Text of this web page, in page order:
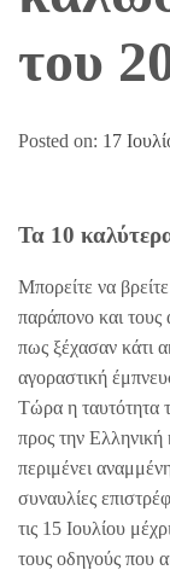
του
Posted on: 17
Τα 10
Μπορείτε να
παράπονο και
πως ξέχασαν κάτι
αγοραστική
Τώρα η ταυτότητα
προς την
περιμένει
συναυλίες
τις 15 Ιουλίου
τους οδηγούς που